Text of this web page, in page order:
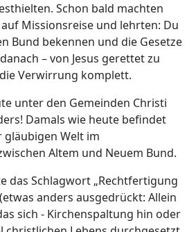
Schon bald machten
Missionsreise und lehrten: Du
Bund bekennen und die Gesetze
– von Jesus gerettet zu
Verwirrung komplett.
unter den Gemeinden Christi
Damals wie heute befindet
gläubigen Welt im
Altem und Neuem Bund.
das Schlagwort „Rechtfertigung
anders ausgedrückt: Allein
sich - Kirchenspaltung hin oder